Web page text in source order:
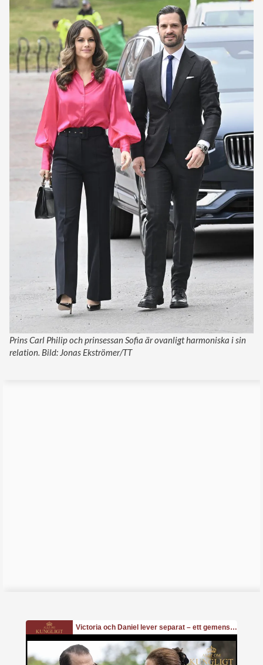
Prins Carl Philip och prinsessan Sofia är ovanligt harmoniska i sin
relation. Bild: Jonas Ekströmer/TT